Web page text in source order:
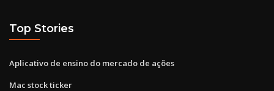
Top Stories
Aplicativo de ensino do mercado de ações
Mac stock ticker